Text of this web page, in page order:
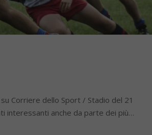
Corriere dello Sport / Stadio del 21
interessanti anche da parte dei più…